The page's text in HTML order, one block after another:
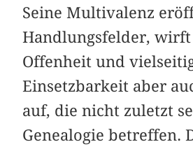
Seine Multivalenz
Handlungsfelder,
Offenheit und
Einsetzbarkeit aber
auf, die nicht zuletzt
Genealogie betreffen.